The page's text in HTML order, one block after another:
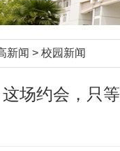
新闻 > 校园新闻
这场约会，只